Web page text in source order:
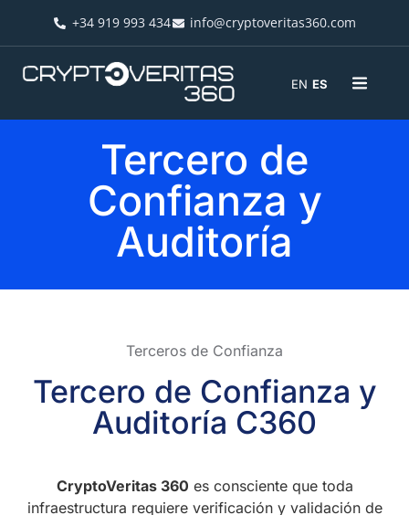
+34 919 993 434 info@cryptoveritas360.com
EN ES
Tercero de
Confianza y
Auditoría
Terceros de Confianza​
Tercero de Confianza y
Auditoría C360
CryptoVeritas 360 es consciente que toda
infraestructura requiere verificación y validación de